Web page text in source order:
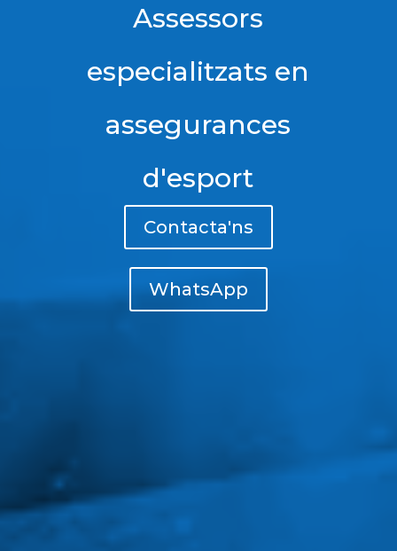
Assessors
especialitzats en
assegurances
d'esport
Contacta'ns
WhatsApp